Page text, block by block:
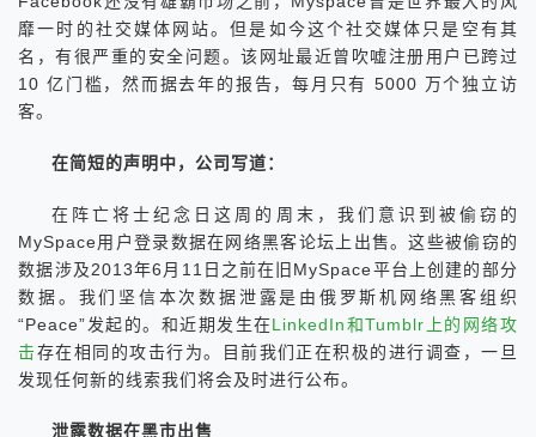
靡一时的社交媒体网站。但是如今这个社交媒体只是空有其
名，有很严重的安全问题。该网址最近曾吹嘘注册用户已跨过
10 亿门槛，然而据去年的报告，每月只有 5000 万个独立访
客。
在简短的声明中，公司写道：
在阵亡将士纪念日这周的周末，我们意识到被偷窃的
MySpace用户登录数据在网络黑客论坛上出售。这些被偷窃的
数据涉及2013年6月11日之前在旧MySpace平台上创建的部分
数据。我们坚信本次数据泄露是由俄罗斯机网络黑客组织
“Peace”发起的。和近期发生在LinkedIn和Tumblr上的网络攻
击存在相同的攻击行为。目前我们正在积极的进行调查，一旦
发现任何新的线索我们将会及时进行公布。
泄露数据在黑市出售